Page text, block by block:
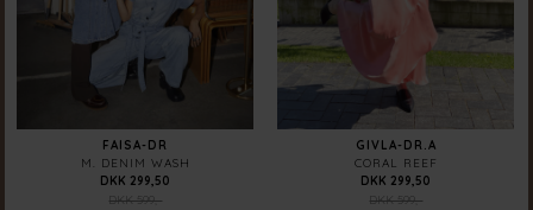
FAISA-DR
M. DENIM WASH
DKK 599,-
DKK 299,50
GIVLA-DR.A
CORAL REEF
DKK 599,-
DKK 299,50